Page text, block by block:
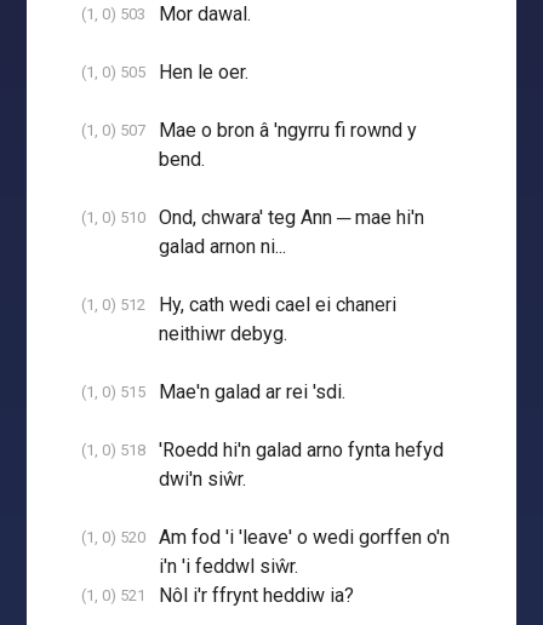
(1, 0) 503 Mor dawal.
(1, 0) 505 Hen le oer.
(1, 0) 507
Mae o bron â 'ngyrru fi rownd y
bend.
(1, 0) 510
Ond, chwara' teg Ann ─ mae hi'n
galad arnon ni...
(1, 0) 512
Hy, cath wedi cael ei chaneri
neithiwr debyg.
(1, 0) 515 Mae'n galad ar rei 'sdi.
(1, 0) 518
'Roedd hi'n galad arno fynta hefyd
dwi'n siŵr.
(1, 0) 520
Am fod 'i 'leave' o wedi gorffen o'n
i'n 'i feddwl siŵr.
(1, 0) 521 Nôl i'r ffrynt heddiw ia?